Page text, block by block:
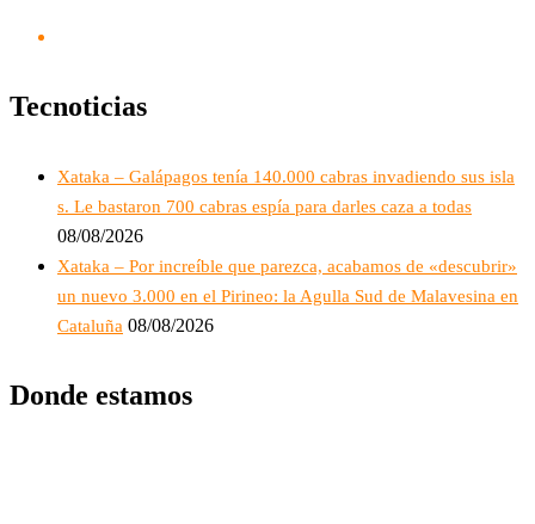
Tecnoticias
Xataka – Galápagos tenía 140.000 cabras invadiendo sus isla
s. Le bastaron 700 cabras espía para darles caza a todas
08/08/2026
Xataka – Por increíble que parezca, acabamos de «descubrir»
un nuevo 3.000 en el Pirineo: la Agulla Sud de Malavesina en
Cataluña 08/08/2026
Donde estamos